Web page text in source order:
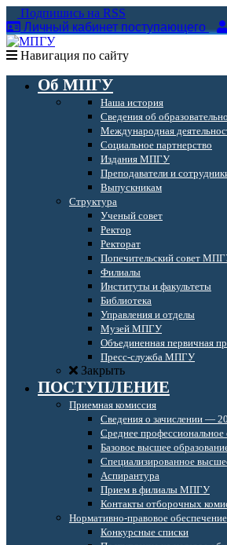
Подпишись на RSS
Личный кабинет поступающего
Навигация по сайту
Об МПГУ
Наша история
Сведения об
Международная
Социальное партнерство
Издания МПГУ
Преподаватели и
Выпускникам
Структура
Ученый совет
Ректор
Ректорат
Попечительский совет
Филиалы
Институты и факультеты
Библиотека
Управления и отделы
Музей МПГУ
Объединенная первичная
Пресс-служба МПГУ
Закрыть
ПОСТУПЛЕНИЕ
Приемная комиссия
Сведения о зачислении —
Среднее профессиональное
Базовое высшее
Специализированное
Аспирантура
Прием в филиалы МПГУ
Контакты отборочных
Нормативно-правовое
Конкурсные списки